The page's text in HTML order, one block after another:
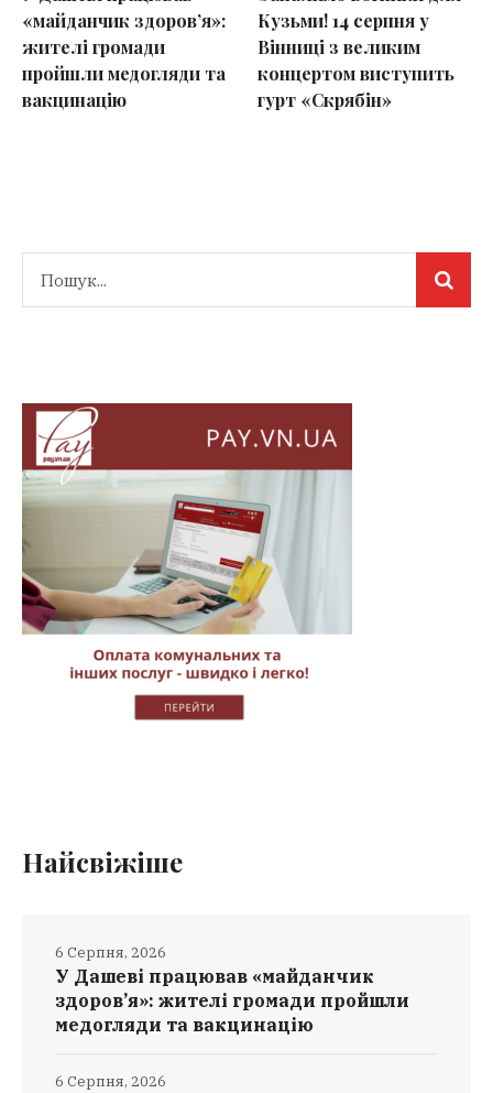
«майданчик здоров’я»:
жителі громади
пройшли медогляди та
вакцинацію
Кузьми! 14 серпня у
Вінниці з великим
концертом виступить
гурт «Скрябін»
Найсвіжіше
У Дашеві працював «майданчик
здоров’я»: жителі громади пройшли
медогляди та вакцинацію
6 Серпня, 2026
6 Серпня, 2026